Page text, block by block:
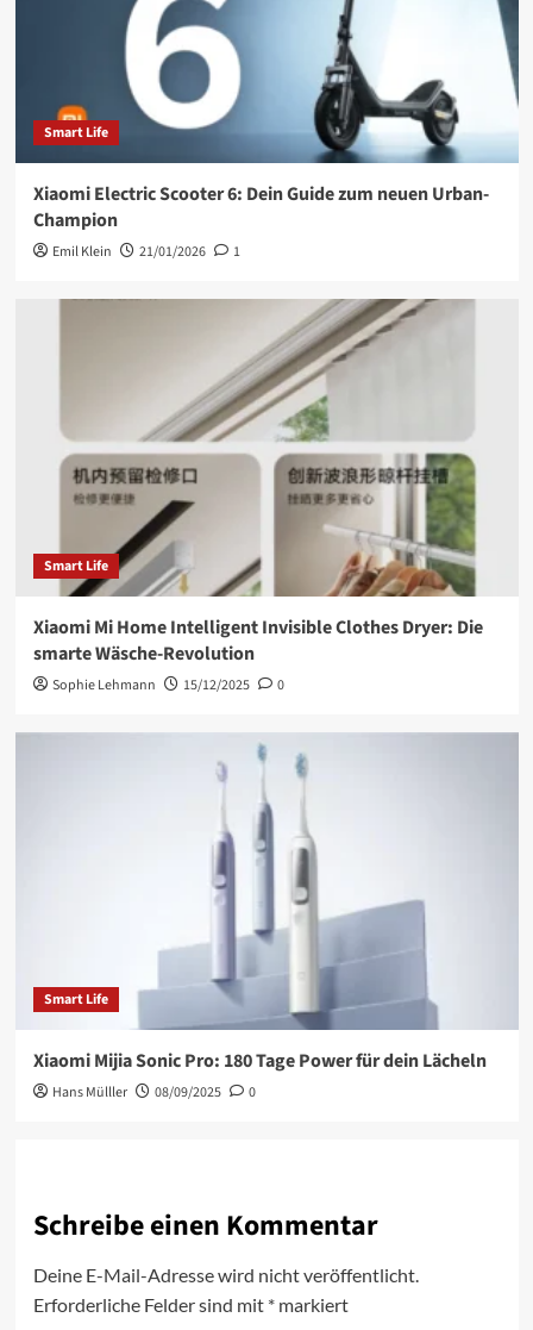
Smart Life
Xiaomi Electric Scooter 6: Dein Guide zum neuen Urban-
Champion
Emil Klein 21/01/2026 1
Smart Life
Xiaomi Mi Home Intelligent Invisible Clothes Dryer: Die
smarte Wäsche-Revolution
Sophie Lehmann 15/12/2025 0
Smart Life
Xiaomi Mijia Sonic Pro: 180 Tage Power für dein Lächeln
Hans Mülller 08/09/2025 0
Schreibe einen Kommentar
Deine E-Mail-Adresse wird nicht veröffentlicht.
Erforderliche Felder sind mit *markiert